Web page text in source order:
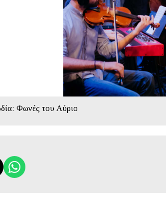
Φωνές του Αύριο